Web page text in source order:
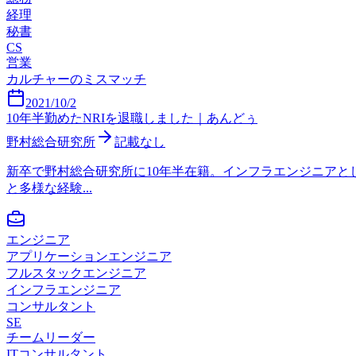
経理
秘書
CS
営業
カルチャーのミスマッチ
2021/10/2
10年半勤めたNRIを退職しました｜あんどぅ
野村総合研究所
記載なし
新卒で野村総合研究所に10年半在籍。インフラエンジニア
と多様な経験...
エンジニア
アプリケーションエンジニア
フルスタックエンジニア
インフラエンジニア
コンサルタント
SE
チームリーダー